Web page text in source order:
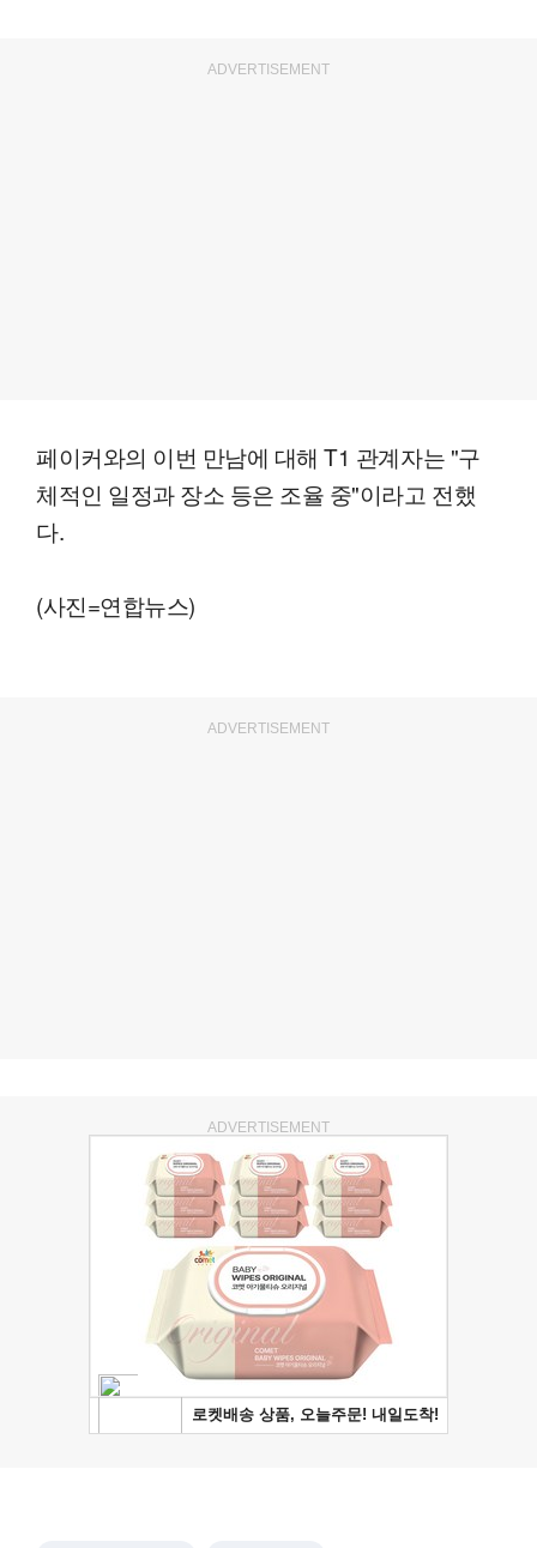
ADVERTISEMENT
페이커와의 이번 만남에 대해 T1 관계자는 "구
체적인 일정과 장소 등은 조율 중"이라고 전했
다.
(사진=연합뉴스)
ADVERTISEMENT
ADVERTISEMENT